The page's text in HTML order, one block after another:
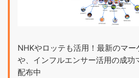
NHKやロッテも活用！最新のマー
や、インフルエンサー活用の成功
配布中